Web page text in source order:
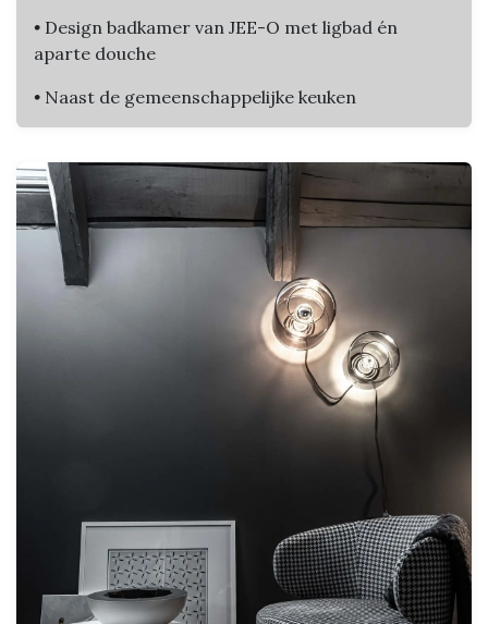
• Design badkamer van JEE-O met ligbad én
aparte douche
• Naast de gemeenschappelijke keuken